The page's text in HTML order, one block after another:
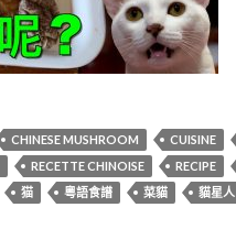
CHINESE MUSHROOM CUISINE
RECETTE CHINOISE RECIPE
猫 粵語食譜 菜貓 貓星人